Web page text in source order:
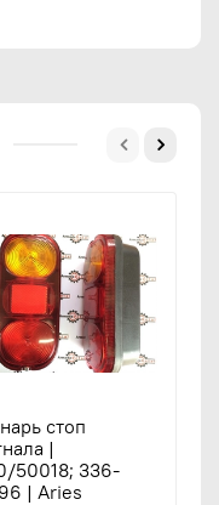
стоп
|
50018; 336-
| Aries